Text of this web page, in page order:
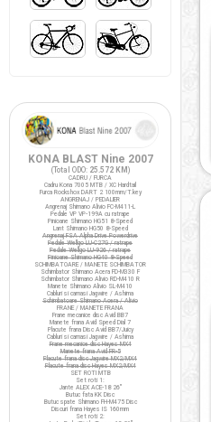
KONA BLAST Nine 2007
(Total ODO: 25.572 KM )
CADRU / FURCA
Cadru Kona 7005 MTB / XC Hardtail
Furca Rockshox DART 2 100mm/T.key
ANGRENAJ / PEDALIER
Angrenaj Shimano Alivio FC-M411-L
Pedale VP VP-199A cu ratrape
Pinioane Shimano HG51 8-Speed
Lant Shimano HG50 8-Speed
Angrenaj FSA Alpha Drive Powerdrive
Pedale Wellgo LU-C27G / ratrape
Pedale Wellgo LU-926 / ratrape
Pinioane Shimano HG40 8-Speed
SCHIMBATOARE / MANETE SCHIMBATOR
Schimbator Shimano Acera FD-M330 F
Schimbator Shimano Alivio RD-M410 R
Manete Shimano Alivio SL-M410
Cabluri si camasi Jagwire / Ashima
Schimbatoare Shimano Acera / Alivio
FRANE / MANETE FRANA
Frane mecanice disc Avid BB7
Manete frana Avid Speed Dial 7
Placute frana Disc Avid BB7/Juicy
Cabluri si camasi Jagwire / Ashima
Frane mecanice disc Hayes MX4
Manete frana Avid FR-5
Placute frana disc Jagwire MX2/MX4
Placute frana disc Hayes MX2/MX4
SET ROTI MTB
Set roti 1:
Jante ALEX ACE-18 26"
Butuc fata KK Disc
Butuc spate Shimano FH-M475 Disc
Discuri frana Hayes IS 160mm
Set roti 2: